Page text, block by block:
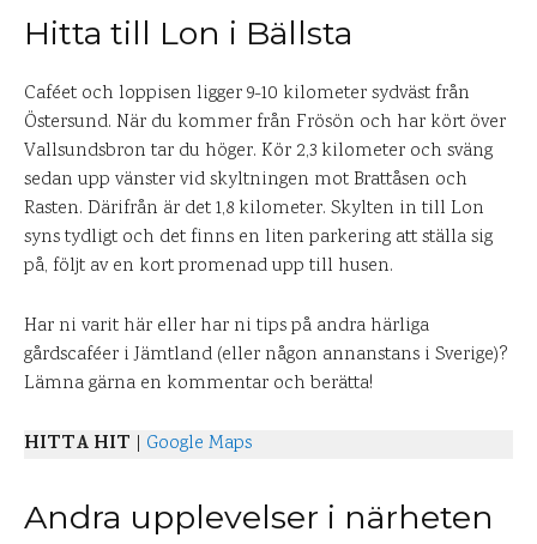
Hitta till Lon i Bällsta
Caféet och loppisen ligger 9-10 kilometer sydväst från
Östersund. När du kommer från Frösön och har kört över
Vallsundsbron tar du höger. Kör 2,3 kilometer och sväng
sedan upp vänster vid skyltningen mot Brattåsen och
Rasten. Därifrån är det 1,8 kilometer. Skylten in till Lon
syns tydligt och det finns en liten parkering att ställa sig
på, följt av en kort promenad upp till husen.
Har ni varit här eller har ni tips på andra härliga
gårdscaféer i Jämtland (eller någon annanstans i Sverige)?
Lämna gärna en kommentar och berätta!
HITTA HIT | Google Maps
Andra upplevelser i närheten